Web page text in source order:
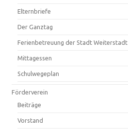
Elternbriefe
Der Ganztag
Ferienbetreuung der Stadt Weiterstadt
Mittagessen
Schulwegeplan
Förderverein
Beiträge
Vorstand